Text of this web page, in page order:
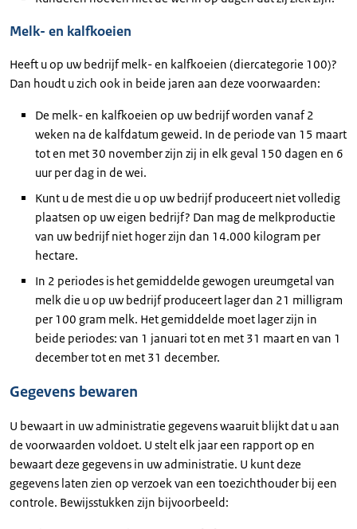
Melk- en kalfkoeien
Heeft u op uw bedrijf melk- en kalfkoeien (diercategorie 100)?
Dan houdt u zich ook in beide jaren aan deze voorwaarden:
De melk- en kalfkoeien op uw bedrijf worden vanaf 2
weken na de kalfdatum geweid. In de periode van 15 maart
tot en met 30 november zijn zij in elk geval 150 dagen en 6
uur per dag in de wei.
Kunt u de mest die u op uw bedrijf produceert niet volledig
plaatsen op uw eigen bedrijf? Dan mag de melkproductie
van uw bedrijf niet hoger zijn dan 14.000 kilogram per
hectare.
In 2 periodes is het gemiddelde gewogen ureumgetal van
melk die u op uw bedrijf produceert lager dan 21 milligram
per 100 gram melk. Het gemiddelde moet lager zijn in
beide periodes: van 1 januari tot en met 31 maart en van 1
december tot en met 31 december.
Gegevens bewaren
U bewaart in uw administratie gegevens waaruit blijkt dat u aan
de voorwaarden voldoet. U stelt elk jaar een rapport op en
bewaart deze gegevens in uw administratie. U kunt deze
gegevens laten zien op verzoek van een toezichthouder bij een
controle. Bewijsstukken zijn bijvoorbeeld: